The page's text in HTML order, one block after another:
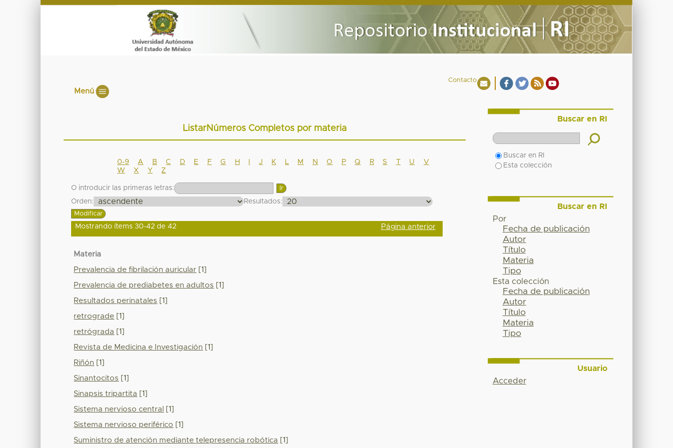
Contacto
Menú
ListarNúmeros Completos por materia
0-9 A B C D E F G H J K M N O P Q R S T U
V
W
X Y Z
O introducir las primeras letras:
Orden:
Resultados:
Mostrando ítems 30-42 de 42 Página anterior
Materia
Prevalencia de fibrilación auricular [1]
Prevalencia de prediabetes en adultos [1]
Resultados perinatales [1]
retrograde [1]
retrógrada [1]
Revista de Medicina e Investigación [1]
Riñón [1]
Sinantocitos [1]
Sinapsis tripartita [1]
Sistema nervioso central [1]
Sistema nervioso periférico [1]
Suministro de atención mediante telepresencia robótica [1]
Buscar en RI
Buscar en RI
Esta colección
Buscar en RI
Por
Fecha de publicación
Autor
Título
Materia
Tipo
Esta colección
Fecha de publicación
Autor
Título
Materia
Tipo
Usuario
Acceder